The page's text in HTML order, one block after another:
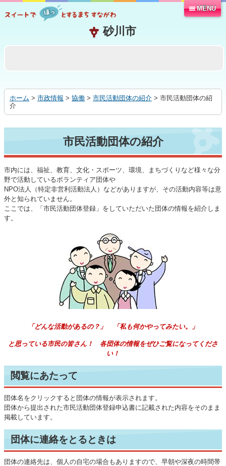
る
MENU
ホーム > 市政情報 > 協働 > 市民活動団体の紹介 > 市民活動団体の紹
介
市民活動団体の紹介
市内には、福祉、教育、文化・スポーツ、環境、まちづくりなど様々な分
野で活動しているボランティア団体や
NPO法人（特定非営利活動法人）などがありますが、その活動内容等は意
外と知られていません。
ここでは、「市民活動団体登録」をしていただいた団体の情報を紹介しま
す。
「どんな活動があるの？」 「私も何かやってみたい。」
と思っている市民の皆さん！ 各団体の情報をぜひご覧になってくださ
い！
閲覧にあたって
団体名をクリックすると団体の情報が表示されます。
団体から提出された市民活動団体登録申込書に記載された内容をそのまま
掲載しています。
団体に連絡をとるときは
団体の連絡先は、個人の自宅の場合もありますので、早朝や深夜の時間帯